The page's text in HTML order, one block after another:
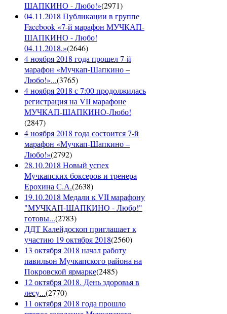
ШАПКИНО - Любо!»(2971)
04.11.2018 Публикации в группе
Facebook «7-й марафон МУЧКАП-
ШАПКИНО - Любо!
04.11.2018.»(2646)
4 ноября 2018 года прошел 7-й
марафон «Мучкап-Шапкино –
Любо!»...(3765)
4 ноября 2018 с 7:00 продолжилась
регистрация на VII марафоне
МУЧКАП-ШАПКИНО-Любо!
(2847)
4 ноября 2018 года состоится 7-й
марафон «Мучкап-Шапкино –
Любо!»(2792)
28.10.2018 Новый успех
Мучкапских боксеров и тренера
Ерохина С.А.(2638)
19.10.2018 Медали к VII марафону
"МУЧКАП-ШАПКИНО - Любо!"
готовы...(2783)
ДДТ Калейдоскоп приглашает к
участию 19 октября 2018(2560)
13 октября 2018 начал работу
павильон Мучкапского района на
Покровской ярмарке(2485)
12 октября 2018. День здоровья в
лесу...(2770)
11 октября 2018 года прошло